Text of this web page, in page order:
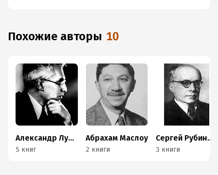
Похожие авторы 10
Александр Лурия
5 книг
Абрахам Маслоу
2 книги
Сергей Рубинштейн
3 книги